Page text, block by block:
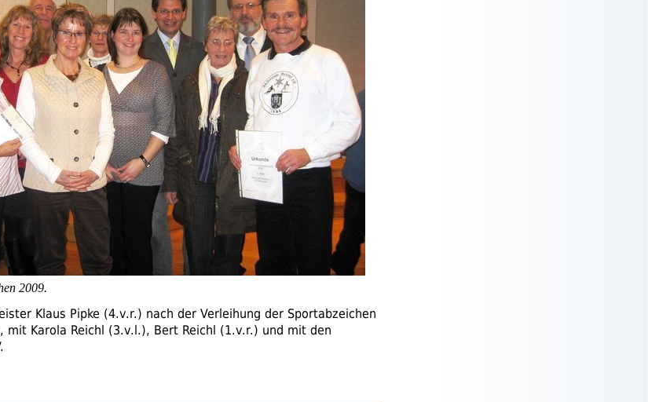
2009.
Klaus Pipke (4.v.r.) nach der Verleihung der Sportabzeichen
mit Karola Reichl (3.v.l.), Bert Reichl (1.v.r.) und mit den